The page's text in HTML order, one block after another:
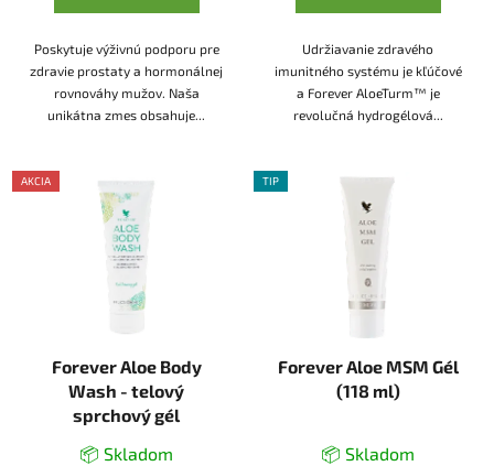
Poskytuje výživnú podporu pre
zdravie prostaty a hormonálnej
rovnováhy mužov. Naša
unikátna zmes obsahuje...
Udržiavanie zdravého
imunitného systému je kľúčové
a Forever AloeTurm™ je
revolučná hydrogélová...
AKCIA
Forever Aloe Body
Wash - telový
sprchový gél
📦 Skladom
TIP
Forever Aloe MSM Gél
(118 ml)
📦 Skladom